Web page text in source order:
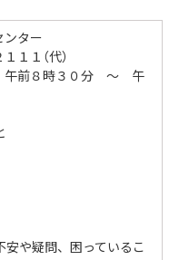
ター
１（代）
８時３０分 〜 午
安や疑問、困っているこ